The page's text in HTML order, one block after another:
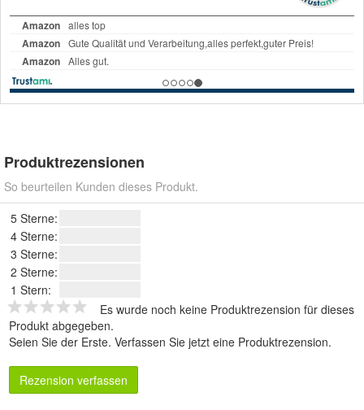
Produktrezensionen
So beurteilen Kunden dieses Produkt.
5 Sterne:
4 Sterne:
3 Sterne:
2 Sterne:
1 Stern:
Es wurde noch keine Produktrezension für dieses
Produkt abgegeben.
Seien Sie der Erste. Verfassen Sie jetzt eine Produktrezension.
Rezension verfassen